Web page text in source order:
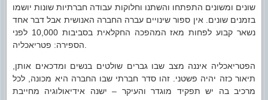
שונים ומשונים התפתחו והשתנו וחלוקות עבודה חברתיות שונות יושמו
בזמנים שונים. אין ספור שינויים עברה החברה האנושית אבל דבר אחד
נשאר קבוע לפחות מאז המהפכה החקלאית בסביבות 10,000 לפני
הפטריאכליה איננה מצב שבו גברים שולטים בנשים ומדכאים אותן,
תיאור כזה יהיה פשטני. זהו סדר חברתי שבו החברה היא מכונה, לכל
מרכיב בה יש תפקיד מוגדר והעיקר – ישנה אידיאולוגיה מחייבת